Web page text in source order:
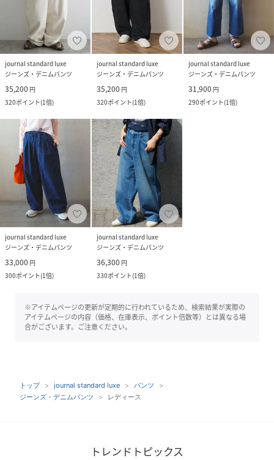
journal standard luxe
ジーンズ・デニムパンツ
35,200 円
320ポイント(1倍)
journal standard luxe
ジーンズ・デニムパンツ
35,200 円
320ポイント(1倍)
journal standard luxe
ジーンズ・デニムパンツ
31,900 円
290ポイント(1倍)
journal standard luxe
ジーンズ・デニムパンツ
33,000 円
300ポイント(1倍)
journal standard luxe
ジーンズ・デニムパンツ
36,300 円
330ポイント(1倍)
※アイテムページの更新が定期的に行われているため、検索結果が実際の
アイテムページの内容（価格、在庫表示、ポイント倍数等）とは異なる場
合がございます。ご注意ください。
トップ journal standard luxe
パンツ
ジーンズ・デニムパンツ
レディース
トレンドトピックス